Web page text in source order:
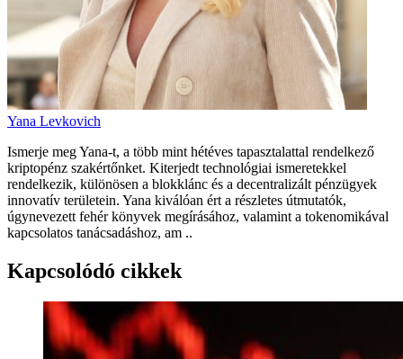
Yana Levkovich
Ismerje meg Yana-t, a több mint hétéves tapasztalattal rendelkező
kriptopénz szakértőnket. Kiterjedt technológiai ismeretekkel
rendelkezik, különösen a blokklánc és a decentralizált pénzügyek
innovatív területein. Yana kiválóan ért a részletes útmutatók,
úgynevezett fehér könyvek megírásához, valamint a tokenomikával
kapcsolatos tanácsadáshoz, am ..
Kapcsolódó cikkek